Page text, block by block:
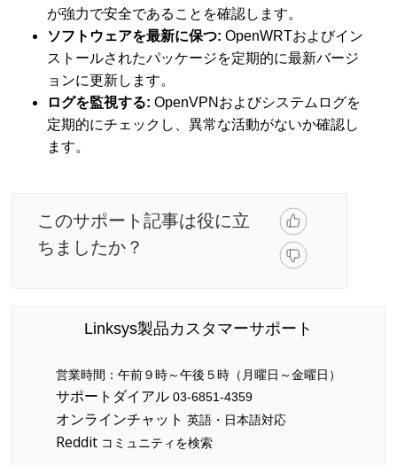
が強力で安全であることを確認します。
ソフトウェアを最新に保つ: OpenWRTおよびイン
ストールされたパッケージを定期的に最新バージ
ョンに更新します。
ログを監視する: OpenVPNおよびシステムログを
定期的にチェックし、異常な活動がないか確認し
ます。
このサポート記事は役に立
ちましたか？
Linksys製品カスタマーサポート
営業時間：午前９時～午後５時（月曜日～金曜日）
サポートダイアル 03-6851-4359
オンラインチャット 英語・日本語対応
Reddit コミュニティを検索